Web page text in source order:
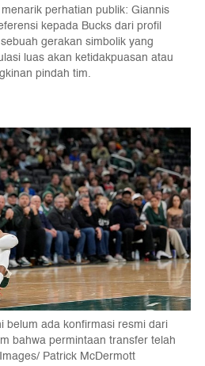
perhatian publik: Giannis
kepada Bucks dari profil
gerakan simbolik yang
luas akan ketidakpuasan atau
pindah tim.
belum ada konfirmasi resmi dari
bahwa permintaan transfer telah
Patrick McDermott